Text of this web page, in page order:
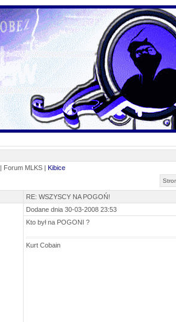
| Forum MLKS | Kibice
RE: WSZYSCY NA POGOŃ!
Dodane dnia 30-03-2008 23:53
Kto był na POGONI ?
Kurt Cobain